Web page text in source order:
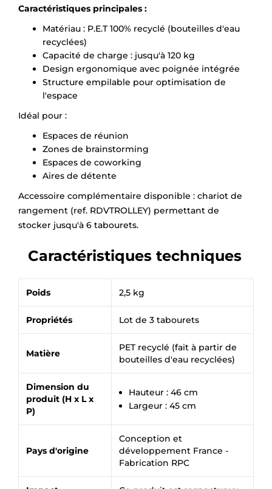
Caractéristiques principales :
Matériau : P.E.T 100% recyclé (bouteilles d'eau
recyclées)
Capacité de charge : jusqu'à 120 kg
Design ergonomique avec poignée intégrée
Structure empilable pour optimisation de
l'espace
Idéal pour :
Espaces de réunion
Zones de brainstorming
Espaces de coworking
Aires de détente
Accessoire complémentaire disponible : chariot de
rangement (ref. RDVTROLLEY) permettant de
stocker jusqu'à 6 tabourets.
Caractéristiques techniques
Poids 2,5 kg
Propriétés Lot de 3 tabourets
Matière
PET recyclé (fait à partir de
bouteilles d'eau recyclées)
Dimension du
produit (H x L x
P)
Hauteur : 46 cm
Largeur : 45 cm
Pays d'origine
Conception et
développement France -
Fabrication RPC